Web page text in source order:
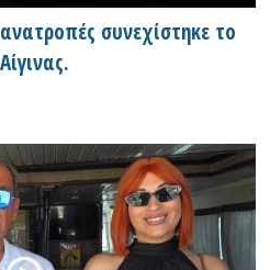
συνεχίστηκε το